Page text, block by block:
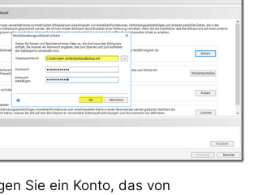
Sie ein Konto, das von